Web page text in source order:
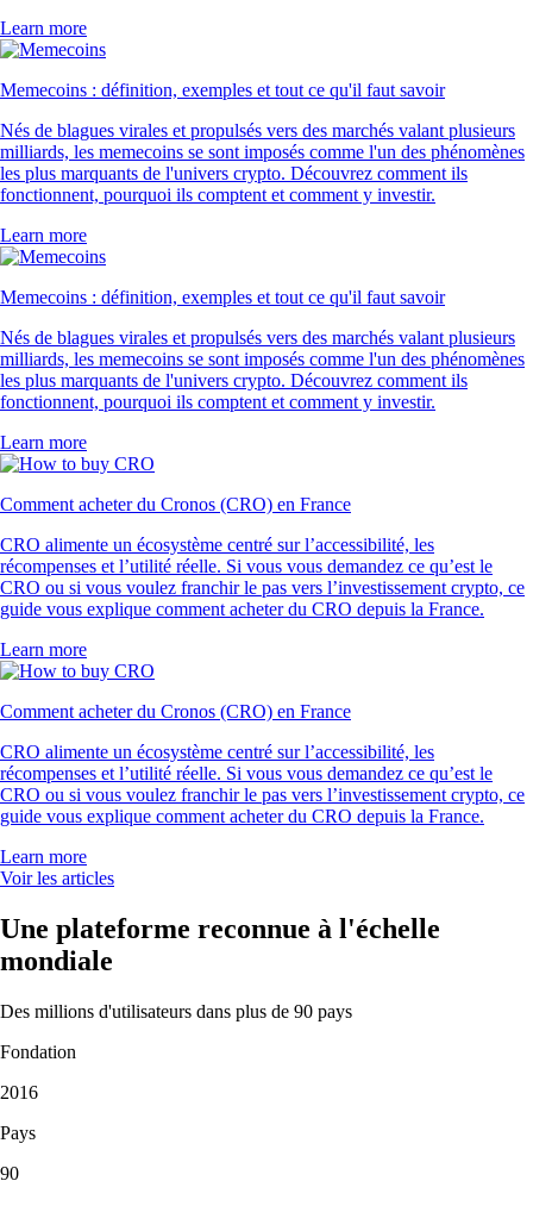
Learn more
Memecoins : définition, exemples et tout ce qu'il faut savoir
Nés de blagues virales et propulsés vers des marchés valant plusieurs
milliards, les memecoins se sont imposés comme l'un des phénomènes
les plus marquants de l'univers crypto. Découvrez comment ils
fonctionnent, pourquoi ils comptent et comment y investir.
Learn more
Memecoins : définition, exemples et tout ce qu'il faut savoir
Nés de blagues virales et propulsés vers des marchés valant plusieurs
milliards, les memecoins se sont imposés comme l'un des phénomènes
les plus marquants de l'univers crypto. Découvrez comment ils
fonctionnent, pourquoi ils comptent et comment y investir.
Learn more
Comment acheter du Cronos (CRO) en France
CRO alimente un écosystème centré sur l’accessibilité, les
récompenses et l’utilité réelle. Si vous vous demandez ce qu’est le
CRO ou si vous voulez franchir le pas vers l’investissement crypto, ce
guide vous explique comment acheter du CRO depuis la France.
Learn more
Comment acheter du Cronos (CRO) en France
CRO alimente un écosystème centré sur l’accessibilité, les
récompenses et l’utilité réelle. Si vous vous demandez ce qu’est le
CRO ou si vous voulez franchir le pas vers l’investissement crypto, ce
guide vous explique comment acheter du CRO depuis la France.
Learn more
Voir les articles
Une plateforme reconnue à l'échelle
mondiale
Des millions d'utilisateurs dans plus de 90 pays
Fondation
2016
Pays
90